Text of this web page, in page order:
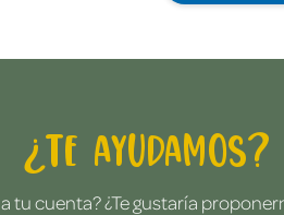
¿Te ayudamos?
tu cuenta? ¿Te gustaría